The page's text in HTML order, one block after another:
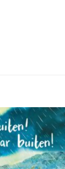
Toevoegen
aan
verlanglijst